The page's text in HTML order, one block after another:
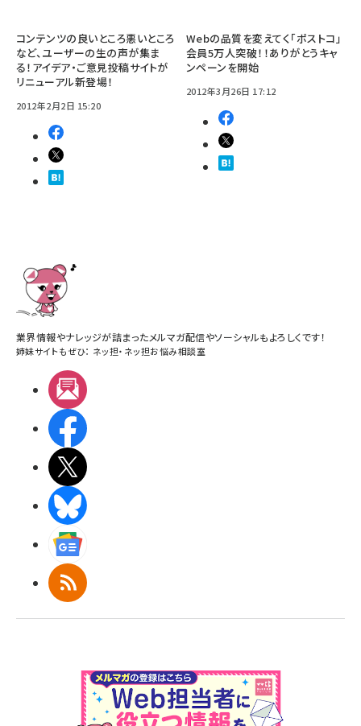
コンテンツの良いところ悪いところ
など、ユーザーの生の声が集ま
る！アイデア・ご意見投稿サイトが
リニューアル新登場！
2012年2月2日 15:20
Webの品質を変えてく「ポストコ」
会員5万人突破！！ありがとうキャ
ンペーンを開始
2012年3月26日 17:12
業界情報やナレッジが詰まったメルマガ配信やソーシャルもよろしくです！
姉妹サイトもぜひ： ネッ担・ ネッ担お悩み相談室
RSS